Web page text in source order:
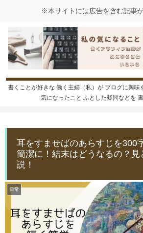
書くことが好きな 働く主婦（私）が ブログに興味
気になったこと ふとした疑問などを 書
耳をすませばのあらすじを300
簡潔に！結末はどうなるの？
説！
日常